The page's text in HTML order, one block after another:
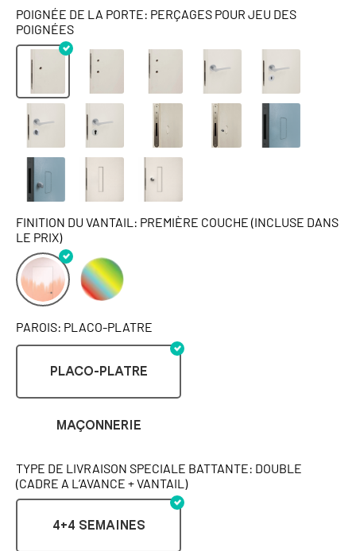
POIGNÉE DE LA PORTE: PERÇAGES POUR JEU DES
POIGNÉES
FINITION DU VANTAIL: PREMIÈRE COUCHE (INCLUSE DANS
LE PRIX)
PAROIS: PLACO-PLATRE
PLACO-PLATRE
MAÇONNERIE
TYPE DE LIVRAISON SPECIALE BATTANTE: DOUBLE
(CADRE A L’AVANCE + VANTAIL)
4+4 SEMAINES